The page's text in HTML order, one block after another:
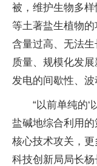
被，维护生物多
等土著盐生植物
含量过高、无法
质量、规模化发
发电的间歇性、波
“以前单纯的‘
盐碱地综合利用
核心技术攻关，更
科技创新局局长杨